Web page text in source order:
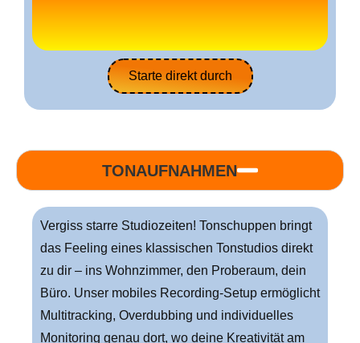
Starte direkt durch
TONAUFNAHMEN
Vergiss starre Studiozeiten! Tonschuppen bringt
das Feeling eines klassischen Tonstudios direkt
zu dir – ins Wohnzimmer, den Proberaum, dein
Büro. Unser mobiles Recording-Setup ermöglicht
Multitracking, Overdubbing und individuelles
Monitoring genau dort, wo deine Kreativität am